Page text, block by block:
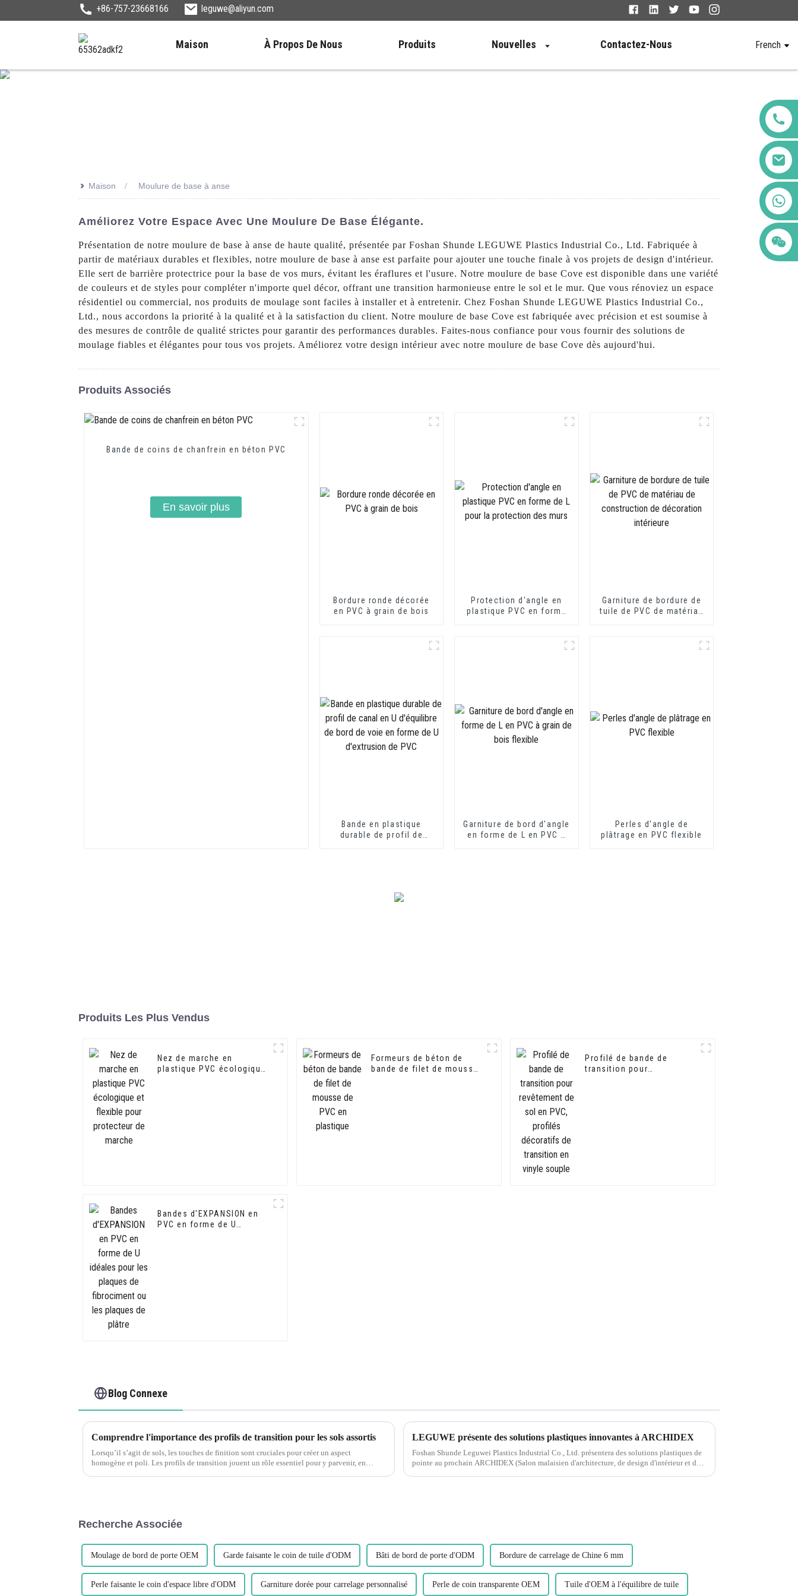
+86-757-23668166 leguwe@aliyun.com
Maison À Propos De Nous Produits Nouvelles Contactez-Nous French
+86 123456789122
>> Maison Moulure de base à anse
Améliorez Votre Espace Avec Une Moulure De Base Élégante.
Présentation de notre moulure de base à anse de haute qualité, présentée par Foshan Shunde LEGUWE Plastics Industrial Co., Ltd. Fabriquée à
partir de matériaux durables et flexibles, notre moulure de base à anse est parfaite pour ajouter une touche finale à vos projets de design d'intérieur.
Elle sert de barrière protectrice pour la base de vos murs, évitant les éraflures et l'usure. Notre moulure de base Cove est disponible dans une variété
de couleurs et de styles pour compléter n'importe quel décor, offrant une transition harmonieuse entre le sol et le mur. Que vous rénoviez un espace
résidentiel ou commercial, nos produits de moulage sont faciles à installer et à entretenir. Chez Foshan Shunde LEGUWE Plastics Industrial Co.,
Ltd., nous accordons la priorité à la qualité et à la satisfaction du client. Notre moulure de base Cove est fabriquée avec précision et est soumise à
des mesures de contrôle de qualité strictes pour garantir des performances durables. Faites-nous confiance pour vous fournir des solutions de
moulage fiables et élégantes pour tous vos projets. Améliorez votre design intérieur avec notre moulure de base Cove dès aujourd'hui.
Produits Associés
Bande de coins de chanfrein en béton PVC
En savoir plus
Bordure ronde décorée
en PVC à grain de bois
Protection d'angle en
plastique PVC en forme
Garniture de bordure de
tuile de PVC de matériau
Bande en plastique
durable de profil de
Garniture de bord d'angle
en forme de L en PVC à
Perles d'angle de
plâtrage en PVC flexible
Produits Les Plus Vendus
Nez de marche en
plastique PVC écologique
Formeurs de béton de
bande de filet de mousse
Profilé de bande de
transition pour
Bandes d'EXPANSION en
PVC en forme de U
Blog Connexe
Comprendre l'importance des profils de transition pour les sols assortis
Lorsqu’il s’agit de sols, les touches de finition sont cruciales pour créer un aspect
homogène et poli. Les profils de transition jouent un rôle essentiel pour y parvenir, en
LEGUWE présente des solutions plastiques innovantes à ARCHIDEX
Foshan Shunde Leguwei Plastics Industrial Co., Ltd. présentera des solutions plastiques de
pointe au prochain ARCHIDEX (Salon malaisien d'architecture, de design d'intérieur et de
Recherche Associée
Moulage de bord de porte OEM Garde faisante le coin de tuile d'ODM Bâti de bord de porte d'ODM Bordure de carrelage de Chine 6 mm
Perle faisante le coin d'espace libre d'ODM Garniture dorée pour carrelage personnalisé Perle de coin transparente OEM Tuile d'OEM à l'équilibre de tuile